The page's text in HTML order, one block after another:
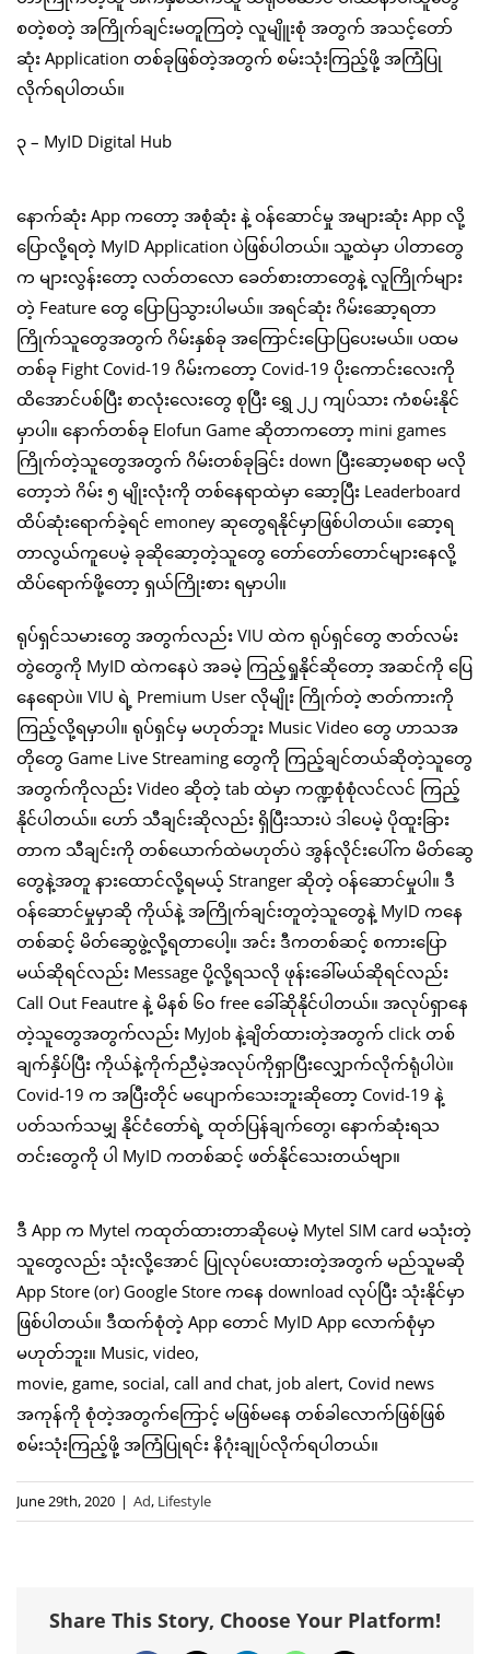
စတဲ့စတဲ့ အကြိုက်ချင်းမတူကြတဲ့ လူမျိူးစုံ အတွက် အသင့်တော်
ဆုံး Application တစ်ခုဖြစ်တဲ့အတွက် စမ်းသုံးကြည့်ဖို့ အကြံပြု
လိုက်ရပါတယ်။
၃ – MyID Digital Hub
နောက်ဆုံး App ကတော့ အစုံဆုံး နဲ့ ဝန်ဆောင်မှု အများဆုံး App လို့
ပြောလို့ရတဲ့ MyID Application ပဲဖြစ်ပါတယ်။ သူ့ထဲမှာ ပါတာတွေ
က များလွန်းတော့ လတ်တလော ခေတ်စားတာတွေနဲ့ လူကြိုက်များ
တဲ့ Feature တွေ ပြောပြသွားပါမယ်။ အရင်ဆုံး ဂိမ်းဆော့ရတာ
ကြိုက်သူတွေအတွက် ဂိမ်းနှစ်ခု အကြောင်းပြောပြပေးမယ်။ ပထမ
တစ်ခု Fight Covid-19 ဂိမ်းကတော့ Covid-19 ပိုးကောင်းလေးကို
ထိအောင်ပစ်ပြီး စာလုံးလေးတွေ စုပြီး ရွှေ ၂၂ ကျပ်သား ကံစမ်းနိုင်
မှာပါ။ နောက်တစ်ခု Elofun Game ဆိုတာကတော့ mini games
ကြိုက်တဲ့သူတွေအတွက် ဂိမ်းတစ်ခုခြင်း down ပြီးဆော့မစရာ မလို
တော့ဘဲ ဂိမ်း ၅ မျိုးလုံးကို တစ်နေရာထဲမှာ ဆော့ပြီး Leaderboard
ထိပ်ဆုံးရောက်ခဲ့ရင် emoney ဆုတွေရနိုင်မှာဖြစ်ပါတယ်။ ဆော့ရ
တာလွယ်ကူပေမဲ့ ခုဆိုဆော့တဲ့သူတွေ တော်တော်တောင်များနေလို့
ထိပ်ရောက်ဖို့တော့ ရှယ်ကြိုးစား ရမှာပါ။
ရုပ်ရှင်သမားတွေ အတွက်လည်း VIU ထဲက ရုပ်ရှင်တွေ ဇာတ်လမ်း
တွဲတွေကို MyID ထဲကနေပဲ အခမဲ့ ကြည့်ရှုနိုင်ဆိုတော့ အဆင်ကို ပြေ
နေရောပဲ။ VIU ရဲ့ Premium User လိုမျိုး ကြိုက်တဲ့ ဇာတ်ကားကို
ကြည့်လို့ရမှာပါ။ ရုပ်ရှင်မှ မဟုတ်ဘူး Music Video တွေ ဟာသအ
တိုတွေ Game Live Streaming တွေကို ကြည့်ချင်တယ်ဆိုတဲ့သူတွေ
အတွက်ကိုလည်း Video ဆိုတဲ့ tab ထဲမှာ ကဏ္ဍစုံစုံလင်လင် ကြည့်
နိုင်ပါတယ်။ ဟော် သီချင်းဆိုလည်း ရှိပြီးသားပဲ ဒါပေမဲ့ ပိုထူးခြား
တာက သီချင်းကို တစ်ယောက်ထဲမဟုတ်ပဲ အွန်လိုင်းပေါ်က မိတ်ဆွေ
တွေနဲ့အတူ နားထောင်လို့ရမယ့် Stranger ဆိုတဲ့ ဝန်ဆောင်မှုပါ။ ဒီ
ဝန်ဆောင်မှုမှာဆို ကိုယ်နဲ့ အကြိုက်ချင်းတူတဲ့သူတွေနဲ့ MyID ကနေ
တစ်ဆင့် မိတ်ဆွေဖွဲ့လို့ရတာပေါ့။ အင်း ဒီကတစ်ဆင့် စကားပြော
မယ်ဆိုရင်လည်း Message ပို့လို့ရသလို ဖုန်းခေါ်မယ်ဆိုရင်လည်း
Call Out Feautre နဲ့ မိနစ် ၆၀ free ခေါ်ဆိုနိုင်ပါတယ်။ အလုပ်ရှာနေ
တဲ့သူတွေအတွက်လည်း MyJob နဲ့ချိတ်ထားတဲ့အတွက် click တစ်
ချက်နှိပ်ပြီး ကိုယ်နဲ့ကိုက်ညီမဲ့အလုပ်ကိုရှာပြီးလျှောက်လိုက်ရုံပါပဲ။
Covid-19 က အပြီးတိုင် မပျောက်သေးဘူးဆိုတော့ Covid-19 နဲ့
ပတ်သက်သမျှ နိုင်ငံတော်ရဲ့ ထုတ်ပြန်ချက်တွေ၊ နောက်ဆုံးရသ
တင်းတွေကို ပါ MyID ကတစ်ဆင့် ဖတ်နိုင်သေးတယ်ဗျာ။
ဒီ App က Mytel ကထုတ်ထားတာဆိုပေမဲ့ Mytel SIM card မသုံးတဲ့
သူတွေလည်း သုံးလို့အောင် ပြုလုပ်ပေးထားတဲ့အတွက် မည်သူမဆို
App Store (or) Google Store ကနေ download လုပ်ပြီး သုံးနိုင်မှာ
ဖြစ်ပါတယ်။ ဒီထက်စုံတဲ့ App တောင် MyID App လောက်စုံမှာ
မဟုတ်ဘူး။ Music, video,
movie, game, social, call and chat, job alert, Covid news
အကုန်ကို စုံတဲ့အတွက်ကြောင့် မဖြစ်မနေ တစ်ခါလောက်ဖြစ်ဖြစ်
စမ်းသုံးကြည့်ဖို့ အကြံပြုရင်း နိဂုံးချုပ်လိုက်ရပါတယ်။
June 29th, 2020 | Ad, Lifestyle
Share This Story, Choose Your Platform!